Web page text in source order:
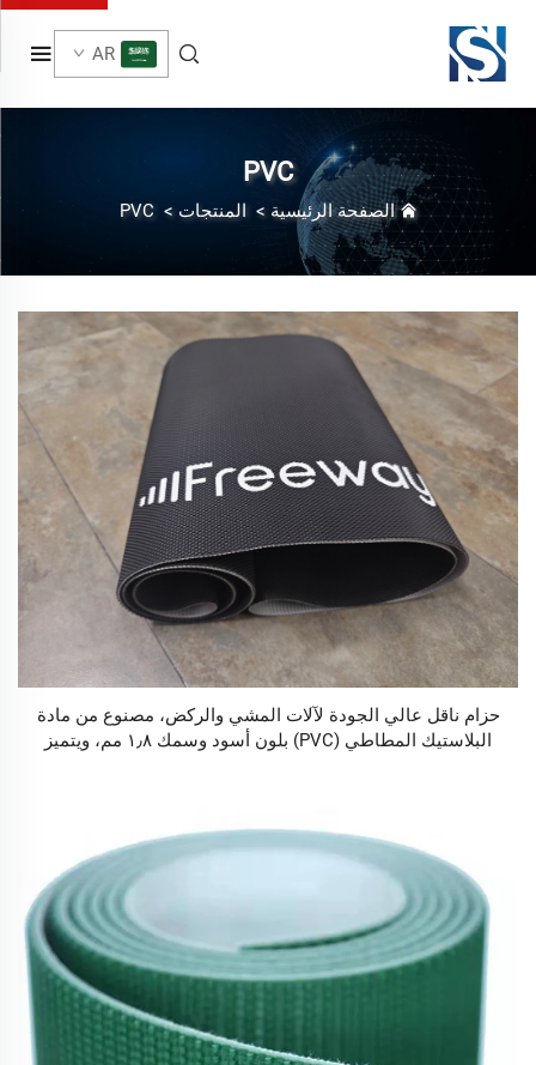
AR
PVC
الصفحة الرئيسية > المنتجات >
PVC
حزام ناقل عالي الجودة لآلات المشي والركض، مصنوع من مادة
البلاستيك المطاطي (PVC) بلون أسود وسمك ١٫٨ مم، ويتميز